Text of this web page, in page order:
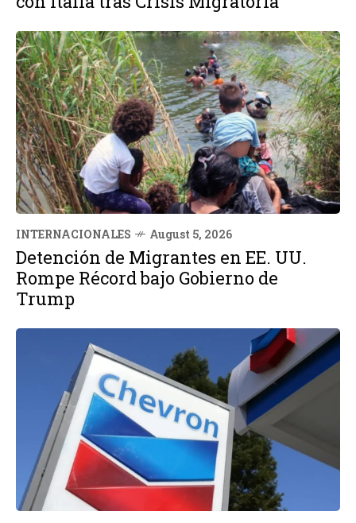
INTERNACIONALES August 5, 2026
Detención de Migrantes en EE. UU.
Rompe Récord bajo Gobierno de
Trump